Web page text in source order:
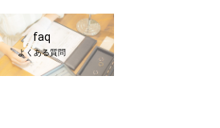
faq
よくある質問